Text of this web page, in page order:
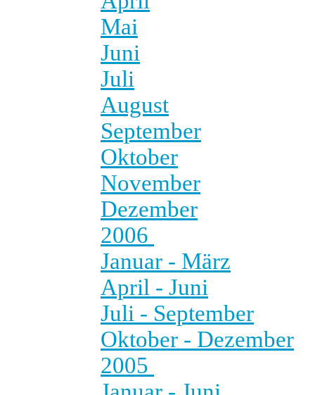
Mai
Juni
Juli
August
September
Oktober
November
Dezember
2006
Januar - März
April - Juni
Juli - September
Oktober - Dezember
2005